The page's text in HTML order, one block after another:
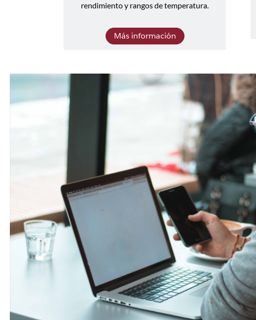
rendimiento y rangos de temperatura.
Más información